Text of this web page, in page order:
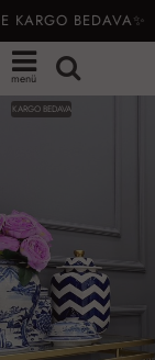
BEDAVA✨
menü
KARGO BEDAVA